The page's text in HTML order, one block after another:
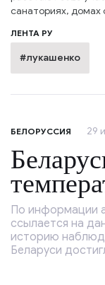
санаториях, домах
ЛЕНТА РУ
#лукашенко
БЕЛОРУССИЯ 29
По информации
ссылается на
историю
Беларуси